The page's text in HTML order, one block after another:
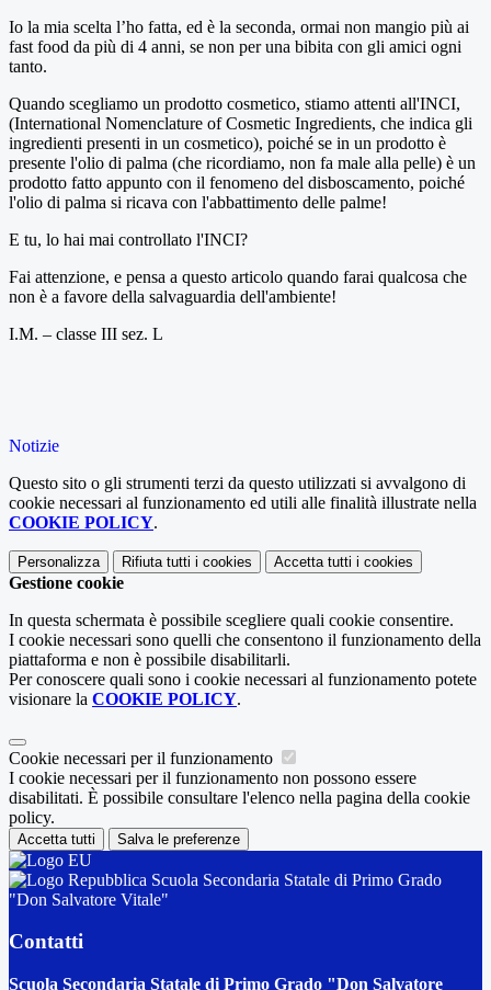
Io la mia scelta l’ho fatta, ed è la seconda, ormai non mangio più ai
fast food da più di 4 anni, se non per una bibita con gli amici ogni
tanto.
Quando scegliamo un prodotto cosmetico, stiamo attenti all'INCI,
(International Nomenclature of Cosmetic Ingredients, che indica gli
ingredienti presenti in un cosmetico), poiché se in un prodotto è
presente l'olio di palma (che ricordiamo, non fa male alla pelle) è un
prodotto fatto appunto con il fenomeno del disboscamento, poiché
l'olio di palma si ricava con l'abbattimento delle palme!
E tu, lo hai mai controllato l'INCI?
Fai attenzione, e pensa a questo articolo quando farai qualcosa che
non è a favore della salvaguardia dell'ambiente!
I.M. – classe III sez. L
Notizie
Questo sito o gli strumenti terzi da questo utilizzati si avvalgono di
cookie necessari al funzionamento ed utili alle finalità illustrate nella
COOKIE POLICY.
Personalizza Rifiuta tutti i cookies Accetta tutti i cookies
Gestione cookie
In questa schermata è possibile scegliere quali cookie consentire.
I cookie necessari sono quelli che consentono il funzionamento della
piattaforma e non è possibile disabilitarli.
Per conoscere quali sono i cookie necessari al funzionamento potete
visionare la COOKIE POLICY.
Cookie necessari per il funzionamento
I cookie necessari per il funzionamento non possono essere
disabilitati. È possibile consultare l'elenco nella pagina della cookie
policy.
Accetta tutti Salva le preferenze
Scuola Secondaria Statale di Primo Grado
"Don Salvatore Vitale"
Contatti
Scuola Secondaria Statale di Primo Grado "Don Salvatore